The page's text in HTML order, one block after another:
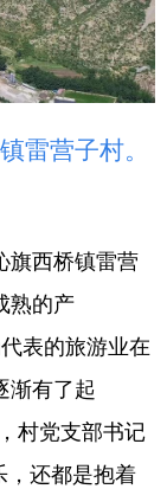
雷营子村。
西桥镇雷营
熟的产
表的旅游业在
渐有了起
村党支部书记
，还都是抱着